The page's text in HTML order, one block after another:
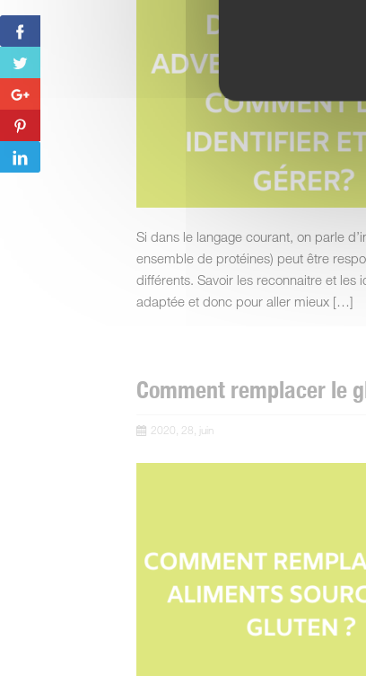
Si dans le langage courant, on parle
ensemble de protéines) peut être
différents. Savoir les reconnaitre et
adaptée et donc pour aller mieux […]
Comment remplacer le
2020, 28, juin